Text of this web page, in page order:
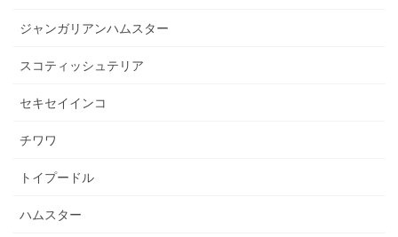
ジャンガリアンハムスター
スコティッシュテリア
セキセイインコ
チワワ
トイプードル
ハムスター